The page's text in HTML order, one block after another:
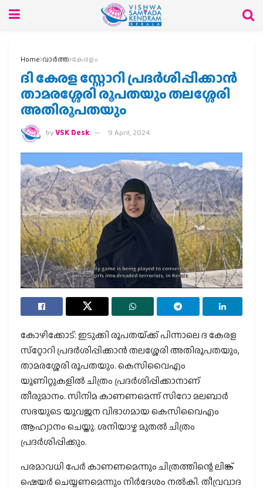
Home വാര്‍ത്ത കേരളം
ദി കേരള സ്റ്റോറി പ്രദർശിപ്പിക്കാൻ
താമരശ്ശേരി രൂപതയും തലശ്ശേരി
അതിരൂപതയും
byVSK Desk 9 April, 2024
കോഴിക്കോട്: ഇടുക്കി രൂപതയ്‌ക്ക് പിന്നാലെ ദ കേരള
സ്‌റ്റോറി പ്രദര്‍ശിപ്പിക്കാന്‍ തലശ്ശേരി അതിരൂപതയും,
താമരശ്ശേരി രൂപതയും. കെസിവൈഎം
യൂണിറ്റുകളില്‍ ചിത്രം പ്രദര്‍ശിപ്പിക്കാനാണ്
തീരുമാനം. സിനിമ കാണണമെന്ന് സിറോ മലബാര്‍
സഭയുടെ യുവജന വിഭാഗമായ കെസിവൈഎം
ആഹ്വാനം ചെയ്തു. ശനിയാഴ്ച മുതല്‍ ചിത്രം
പ്രദര്‍ശിപ്പിക്കും.
പരമാവധി പേർ കാണണമെന്നും ചിത്രത്തിന്റെ ലിങ്ക്
ഷെയർ ചെയ്യണമെന്നും നിർദേശം നൽകി. തീവ്രവാദ